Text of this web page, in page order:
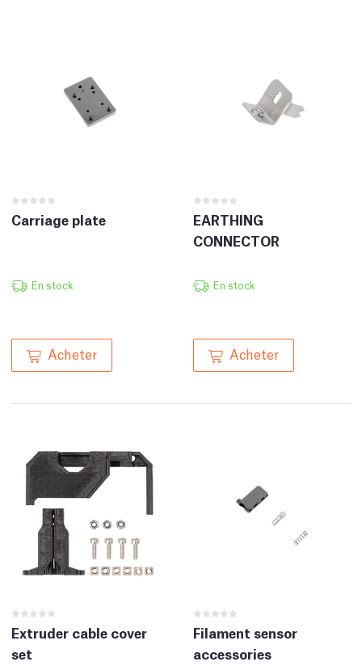
Carriage plate
En stock
Acheter
EARTHING
CONNECTOR
En stock
Acheter
Extruder cable cover
set
Filament sensor
accessories